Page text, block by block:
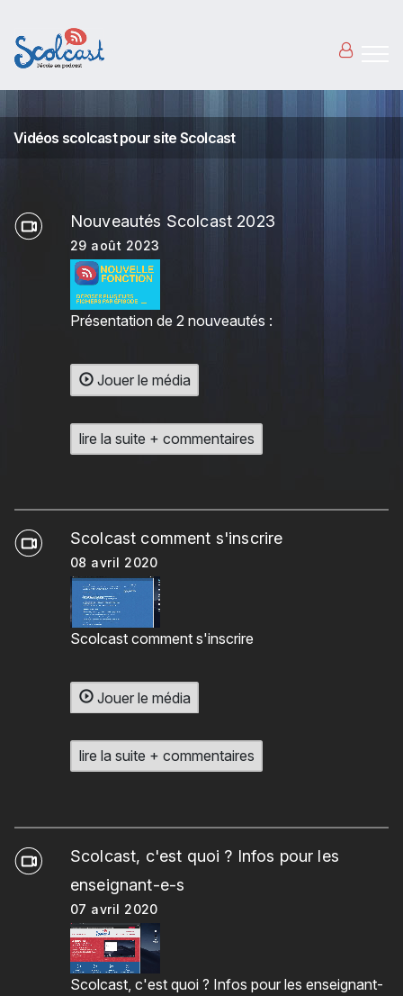
Vidéos scolcast pour site Scolcast
Nouveautés Scolcast 2023
29 août 2023
Présentation de 2 nouveautés :
Jouer le média
lire la suite + commentaires
Scolcast comment s'inscrire
08 avril 2020
Scolcast comment s'inscrire
Jouer le média
lire la suite + commentaires
Scolcast, c'est quoi ? Infos pour les
enseignant-e-s
07 avril 2020
Scolcast, c'est quoi ? Infos pour les enseignant-